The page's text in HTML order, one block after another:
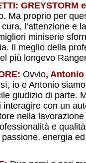
GREYSTORM
Ma proprio per
l’attenzione e
miniserie
Il meglio della
più longevo
Ovvio, Antonio
io e Antonio
giudizio di parte.
con un
nella
e
energia